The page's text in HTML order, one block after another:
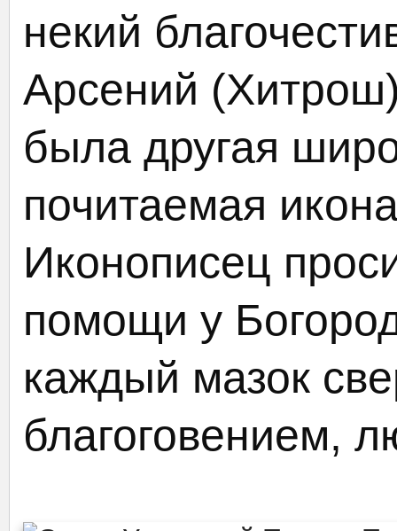
некий
Арсений
была другая
почитаемая
Иконописец
помощи у
каждый мазок
благоговением,